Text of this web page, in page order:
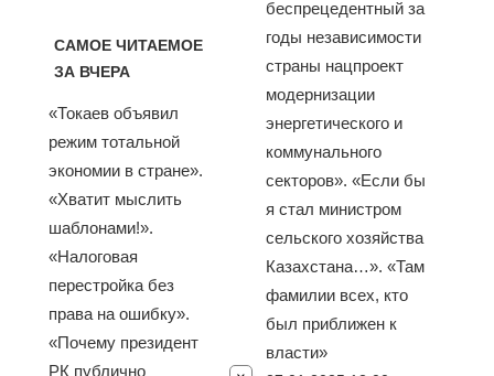
САМОЕ ЧИТАЕМОЕ
ЗА ВЧЕРА
«Токаев объявил
режим тотальной
экономии в стране».
«Хватит мыслить
шаблонами!».
«Налоговая
перестройка без
права на ошибку».
«Почему президент
РК публично
беспрецедентный за
годы независимости
страны нацпроект
модернизации
энергетического и
коммунального
секторов». «Если бы
я стал министром
сельского хозяйства
Казахстана…». «Там
фамилии всех, кто
был приближен к
власти»